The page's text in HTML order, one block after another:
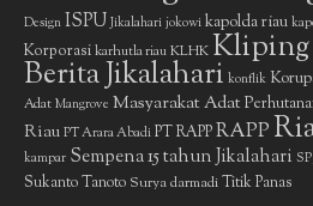
Design ISPU Jikalahari jokowi kapolda riau
Korporasikarhutla riauKLHKKliping
Berita Jikalahari konflik
Adat Mangrove Masyarakat Adat
Riau PT Arara Abadi PT RAPPRAPP
kampar Sempena 15 tahun Jikalahari
Sukanto Tanoto Surya darmadiTitik Panas